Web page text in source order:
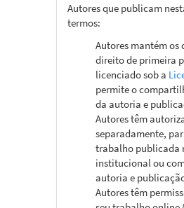
Autores que publicam
termos:
Autores mantém os
direito de primeira
licenciado sob a
permite o
da autoria e
Autores têm
separadamente,
trabalho publicada
institucional ou
autoria e
Autores têm